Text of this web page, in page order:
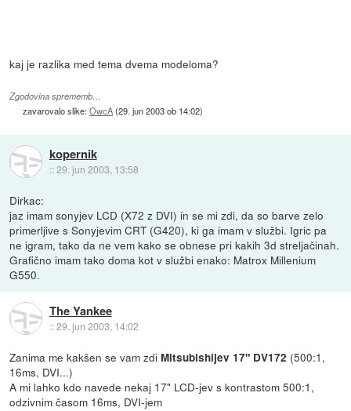
kaj je razlika med tema dvema modeloma?
Zgodovina sprememb…
zavarovalo slike:OwcA(29. jun 2003 ob 14:02)
kopernik
::29. jun 2003, 13:58
Dirkac:
jaz imam sonyjev LCD (X72 z DVI) in se mi zdi, da so barve zelo
primerljive s Sonyjevim CRT (G420), ki ga imam v službi. Igric pa
ne igram, tako da ne vem kako se obnese pri kakih 3d streljačinah.
Grafično imam tako doma kot v službi enako: Matrox Millenium
G550.
The Yankee
::29. jun 2003, 14:02
Zanima me kakšen se vam zdi Mitsubishijev 17" DV172 (500:1,
16ms, DVI...)
A mi lahko kdo navede nekaj 17" LCD-jev s kontrastom 500:1,
odzivnim časom 16ms, DVI-jem